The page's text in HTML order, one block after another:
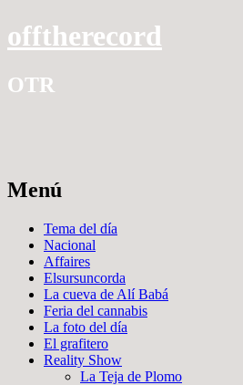
offtherecord
OTR
Menú
contenido
Tema del día
Nacional
Affaires
Elsursuncorda
La cueva de Alí Babá
Feria del cannabis
La foto del día
El grafitero
Reality Show
La Teja de Plomo